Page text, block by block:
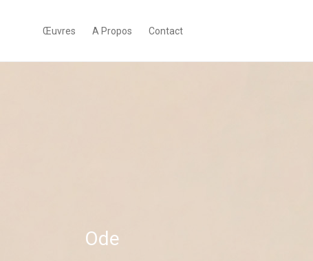
Œuvres A Propos Contact
Ode